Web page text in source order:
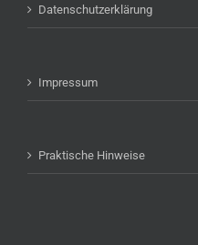
Datenschutzerklärung
Impressum
Praktische Hinweise